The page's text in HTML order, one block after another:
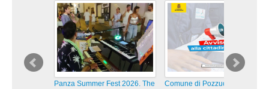
Panza Summer Fest 2026. The
Comune di Pozzuoli –